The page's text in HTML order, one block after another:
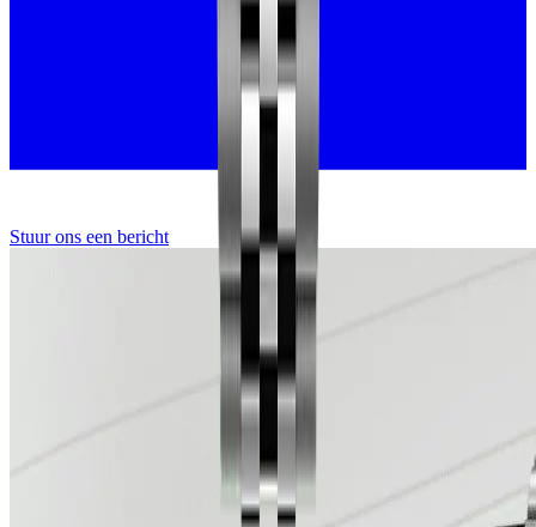
Stuur ons een bericht